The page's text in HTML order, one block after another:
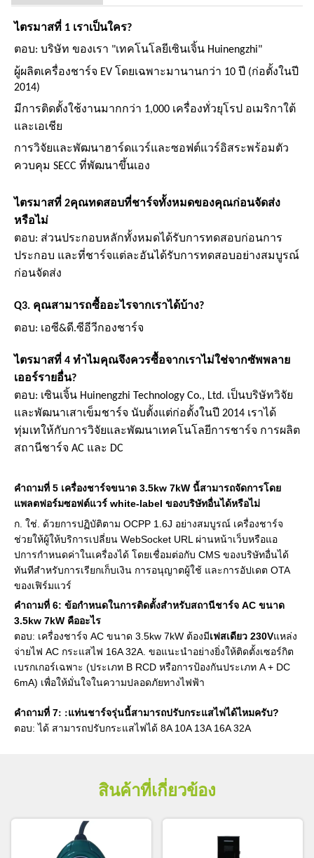
ไตรมาสที่ 1 เราเป็นใคร?
ตอบ: บริษัท ของเรา "เทคโนโลยีเซินเจิ้น Huinengzhi"
ผู้ผลิตเครื่องชาร์จ EV โดยเฉพาะมานานกว่า 10 ปี (ก่อตั้งในปี
2014)
มีการติดตั้งใช้งานมากกว่า 1,000 เครื่องทั่วยุโรป อเมริกาใต้
และเอเชีย
การวิจัยและพัฒนาฮาร์ดแวร์และซอฟต์แวร์อิสระพร้อมตัว
ควบคุม SECC ที่พัฒนาขึ้นเอง
ไตรมาสที่ 2คุณทดสอบที่ชาร์จทั้งหมดของคุณก่อนจัดส่ง
หรือไม่
ตอบ: ส่วนประกอบหลักทั้งหมดได้รับการทดสอบก่อนการ
ประกอบ และที่ชาร์จแต่ละอันได้รับการทดสอบอย่างสมบูรณ์
ก่อนจัดส่ง
Q3. คุณสามารถซื้ออะไรจากเราได้บ้าง?
ตอบ: เอซี&ดี.ซีอีวีกองชาร์จ
ไตรมาสที่ 4 ทำไมคุณจึงควรซื้อจากเราไม่ใช่จากซัพพลาย
เออร์รายอื่น?
ตอบ: เซินเจิ้น Huinengzhi Technology Co., Ltd. เป็นบริษัทวิจัย
และพัฒนาเสาเข็มชาร์จ นับตั้งแต่ก่อตั้งในปี 2014 เราได้
ทุ่มเทให้กับการวิจัยและพัฒนาเทคโนโลยีการชาร์จ การผลิต
สถานีชาร์จ AC และ DC
คำถามที่ 5 เครื่องชาร์จขนาด 3.5kw 7kW นี้สามารถจัดการโดย
แพลตฟอร์มซอฟต์แวร์ white-label ของบริษัทอื่นได้หรือไม่
ก. ใช่. ด้วยการปฏิบัติตาม OCPP 1.6J อย่างสมบูรณ์ เครื่องชาร์จ
ช่วยให้ผู้ให้บริการเปลี่ยน WebSocket URL ผ่านหน้าเว็บหรือแอ
ปการกำหนดค่าในเครื่องได้ โดยเชื่อมต่อกับ CMS ของบริษัทอื่นได้
ทันทีสำหรับการเรียกเก็บเงิน การอนุญาตผู้ใช้ และการอัปเดต OTA
ของเฟิร์มแวร์
คำถามที่ 6: ข้อกำหนดในการติดตั้งสำหรับสถานีชาร์จ AC ขนาด
3.5kw 7kW คืออะไร
ตอบ: เครื่องชาร์จ AC ขนาด 3.5kw 7kW ต้องมีเฟสเดียว 230Vแหล่ง
จ่ายไฟ AC กระแสไฟ 16A 32A. ขอแนะนำอย่างยิ่งให้ติดตั้งเซอร์กิต
เบรกเกอร์เฉพาะ (ประเภท B RCD หรือการป้องกันประเภท A + DC
6mA) เพื่อให้มั่นใจในความปลอดภัยทางไฟฟ้า
คำถามที่ 7: :แท่นชาร์จรุ่นนี้สามารถปรับกระแสไฟได้ไหมครับ?
ตอบ: ได้ สามารถปรับกระแสไฟได้ 8A 10A 13A 16A 32A
สินค้าที่เกี่ยวข้อง